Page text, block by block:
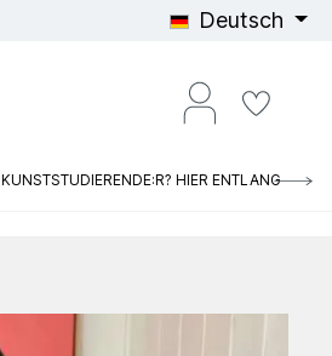
Deutsch
KUNSTSTUDIERENDE:R? HIER ENTLANG